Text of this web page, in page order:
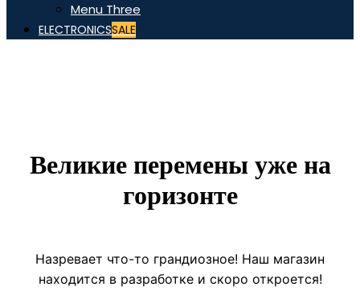
Menu Three
ELECTRONICSSALE
Великие перемены уже на
горизонте
Назревает что-то грандиозное! Наш магазин
находится в разработке и скоро откроется!